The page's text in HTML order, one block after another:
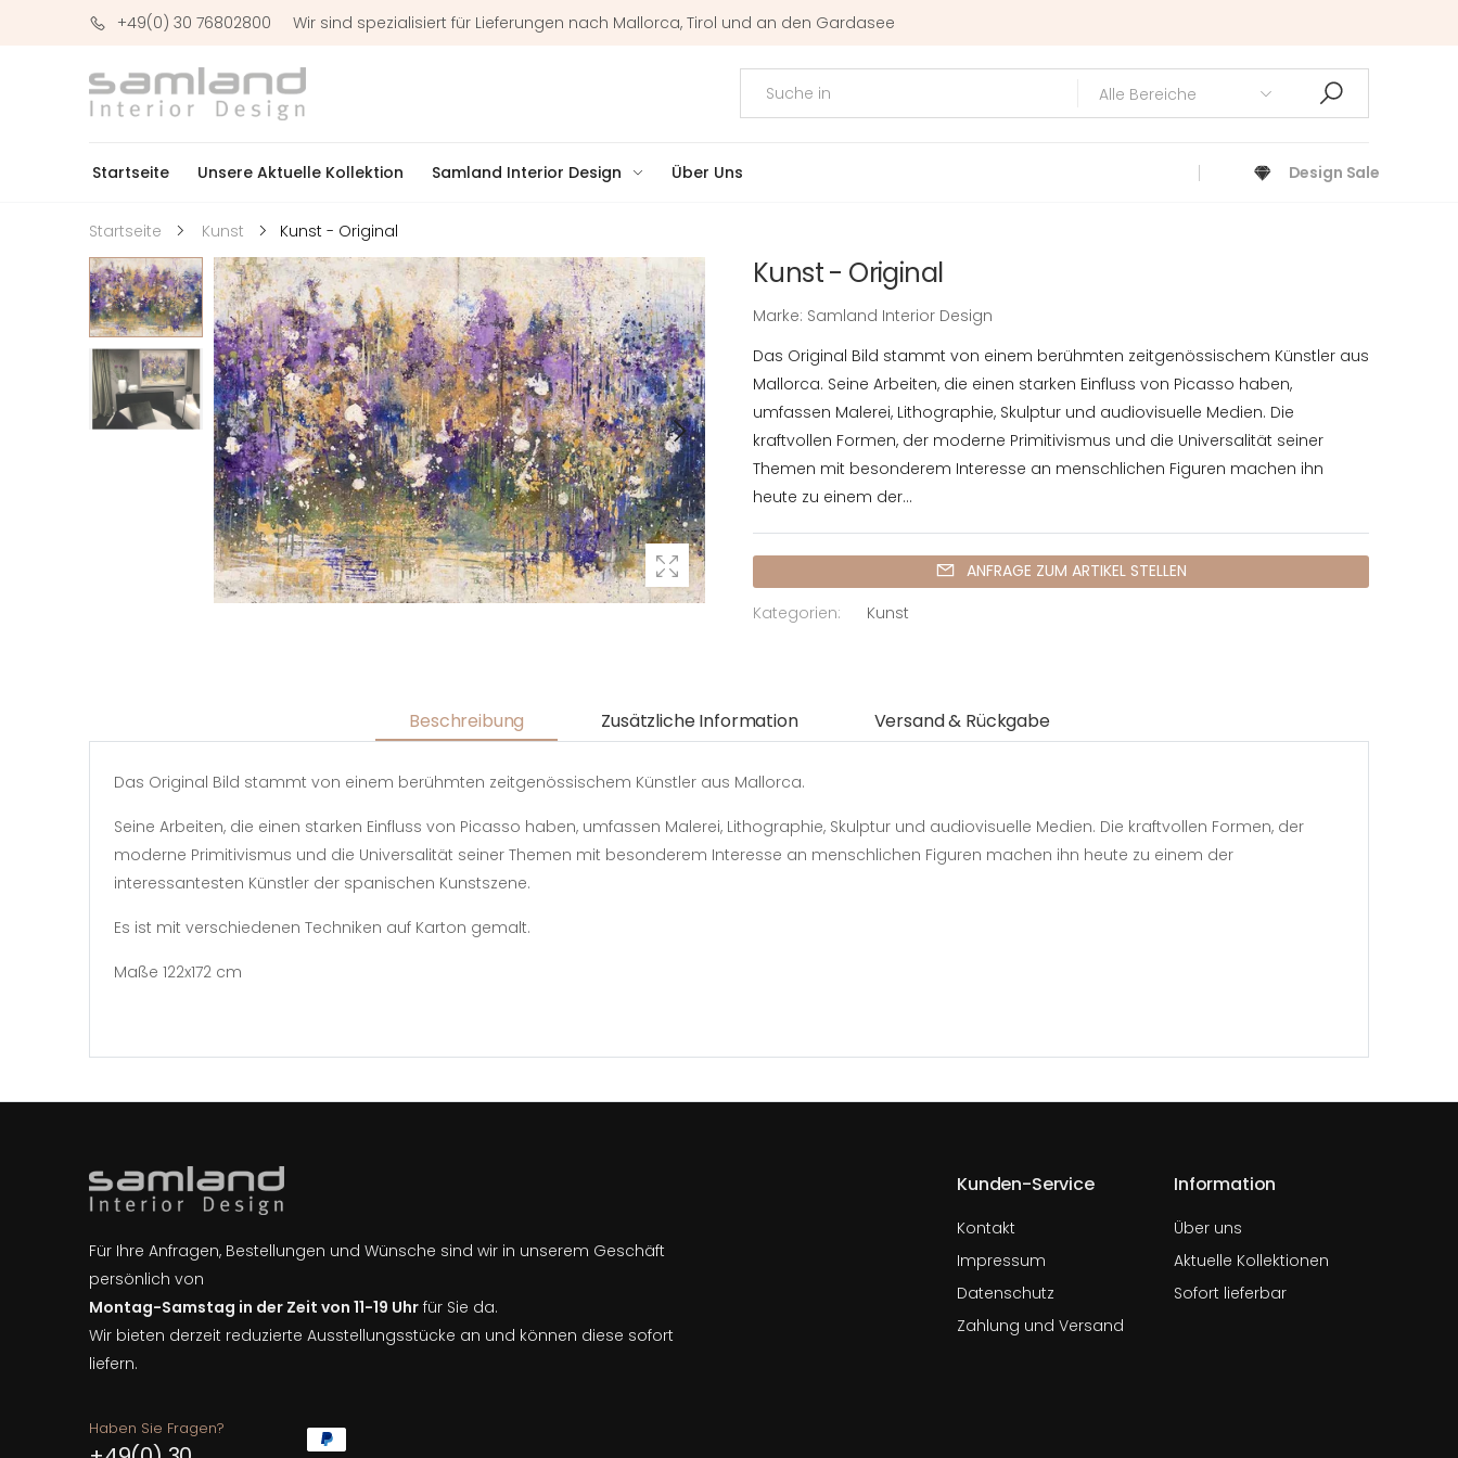
+49(0) 30 76802800 Wir sind spezialisiert für Lieferungen nach Mallorca, Tirol und an den Gardasee
Startseite Unsere Aktuelle Kollektion Samland Interior Design Über Uns Design Sale
Startseite Kunst Kunst - Original
Kunst - Original
Marke: Samland Interior Design
Das Original Bild stammt von einem berühmten zeitgenössischem Künstler aus
Mallorca. Seine Arbeiten, die einen starken Einfluss von Picasso haben,
umfassen Malerei, Lithographie, Skulptur und audiovisuelle Medien. Die
kraftvollen Formen, der moderne Primitivismus und die Universalität seiner
Themen mit besonderem Interesse an menschlichen Figuren machen ihn
heute zu einem der...
ANFRAGE ZUM ARTIKEL STELLEN
Kategorien:
Kunst
Beschreibung Zusätzliche Information Versand & Rückgabe
Das Original Bild stammt von einem berühmten zeitgenössischem Künstler aus Mallorca.
Seine Arbeiten, die einen starken Einfluss von Picasso haben, umfassen Malerei, Lithographie, Skulptur und audiovisuelle Medien. Die kraftvollen Formen, der
moderne Primitivismus und die Universalität seiner Themen mit besonderem Interesse an menschlichen Figuren machen ihn heute zu einem der
interessantesten Künstler der spanischen Kunstszene.
Es ist mit verschiedenen Techniken auf Karton gemalt.
Maße 122x172 cm
Für Ihre Anfragen, Bestellungen und Wünsche sind wir in unserem Geschäft
persönlich von
Montag-Samstag in der Zeit von 11-19 Uhr für Sie da.
Wir bieten derzeit reduzierte Ausstellungsstücke an und können diese sofort
liefern.
Haben Sie Fragen?
Kunden-Service
Kontakt
Impressum
Datenschutz
Zahlung und Versand
Information
Über uns
Aktuelle Kollektionen
Sofort lieferbar